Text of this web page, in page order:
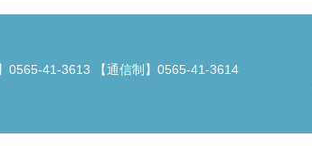
0565-41-3613 【通信制】0565-41-3614